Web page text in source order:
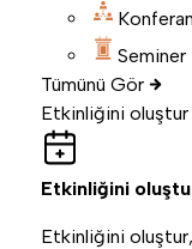
Seminer
Tümünü Gör
Etkinliğini oluştur
Etkinliğini
Etkinliğini oluştur,